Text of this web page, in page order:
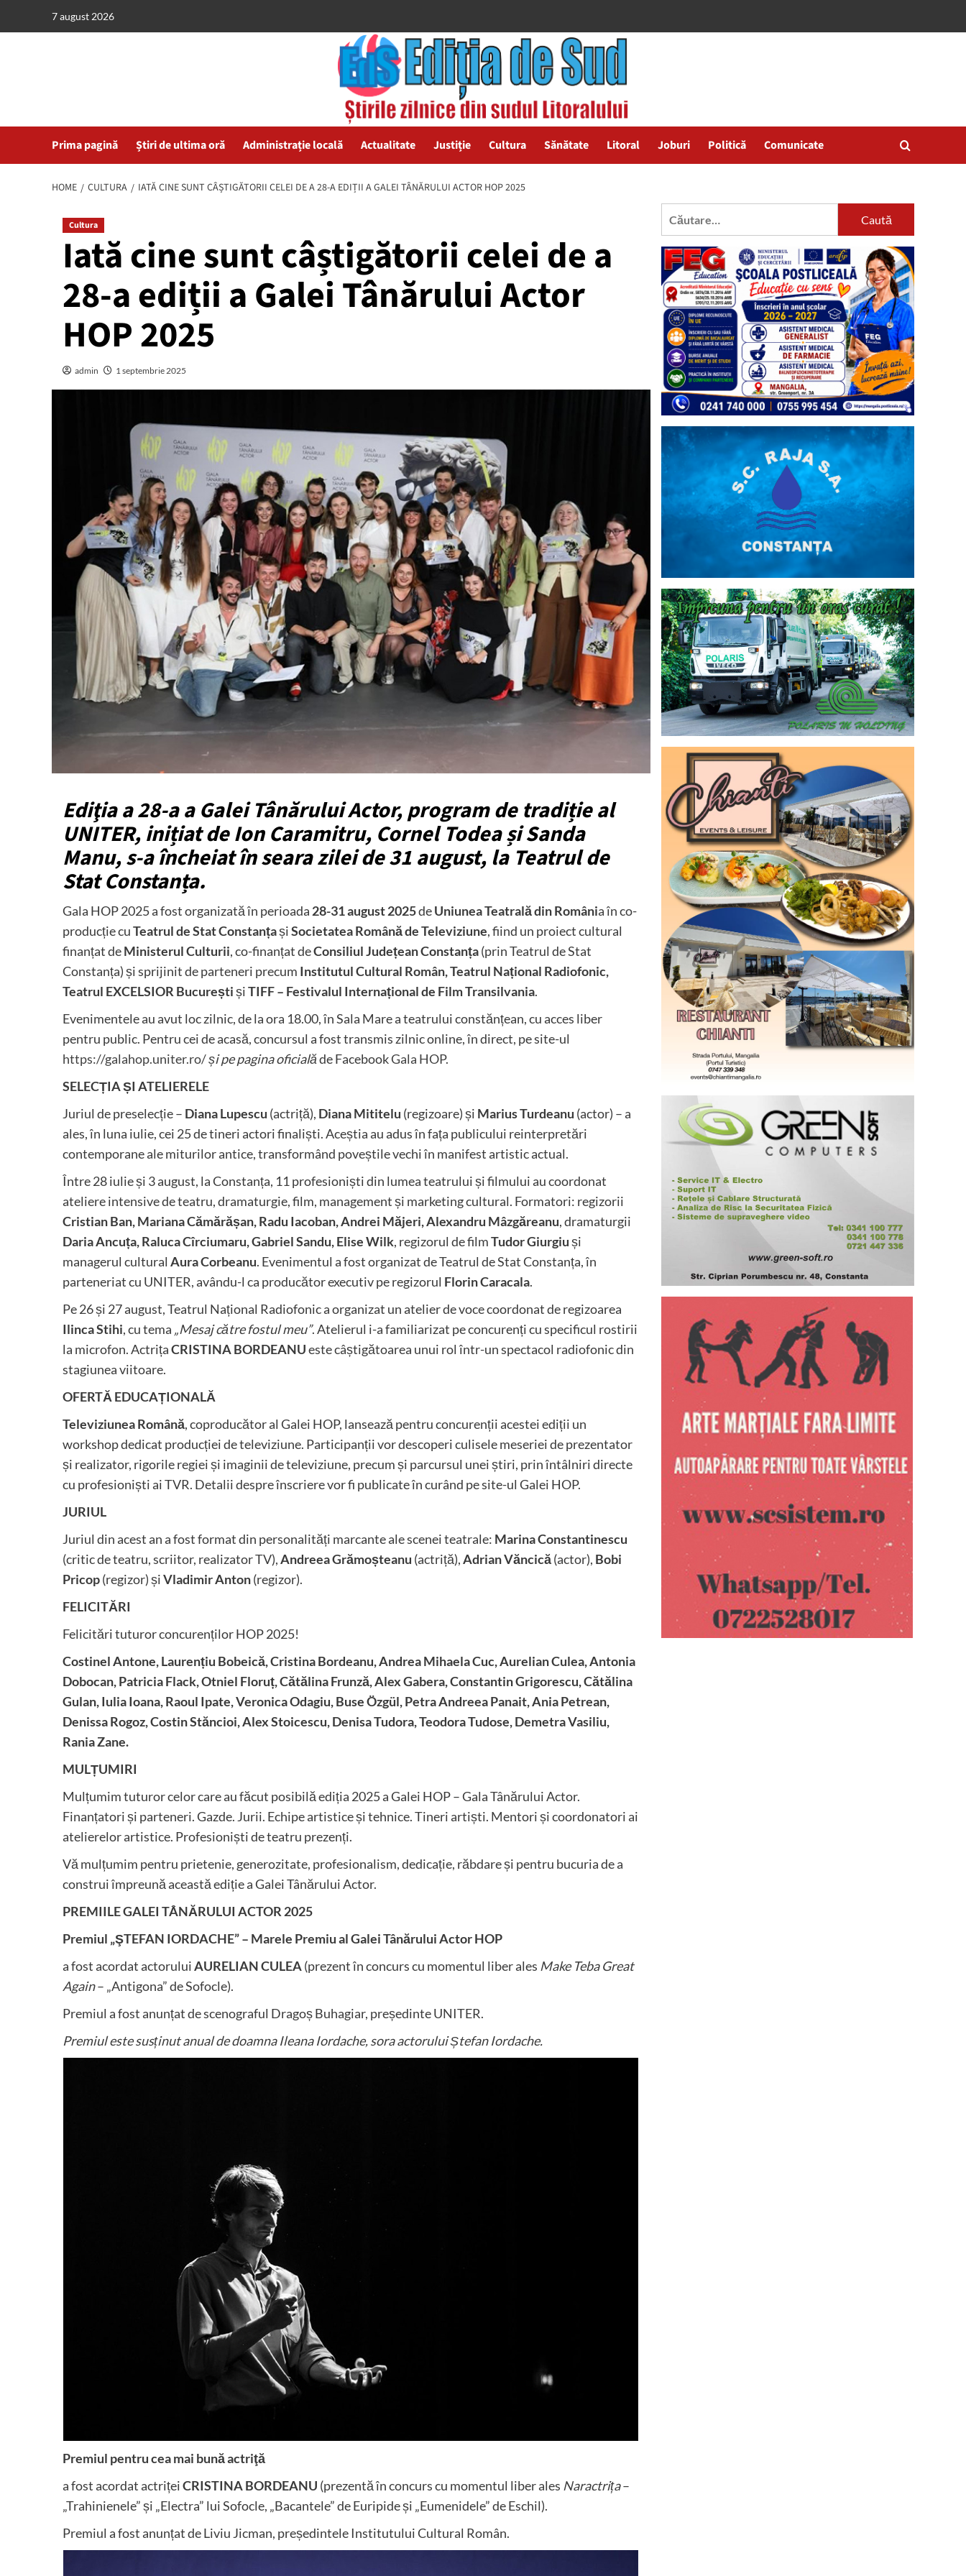
7 august 2026
Prima pagină Știri de ultima oră Administrație locală Actualitate Justiție Cultura Sănătate Litoral Joburi Politică Comunicate
HOME CULTURA IATĂ CINE SUNT CÂȘTIGĂTORII CELEI DE A 28-A EDIȚII A GALEI TÂNĂRULUI ACTOR HOP 2025
Cultura
Iată cine sunt câștigătorii celei de a
28-a ediții a Galei Tânărului Actor
HOP 2025
admin 1 septembrie 2025
Ediţia a 28-a a Galei Tânărului Actor, program de tradiție al
UNITER, inițiat deIon Caramitru, Cornel TodeașiSanda
Manu, s-a încheiat în seara zilei de 31 august, la Teatrul de
Stat Constanța.
Gala HOP 2025 a fost organizată în perioada 28-31 august2025deUniunea Teatrală din România în co-
producție cuTeatrul de Stat ConstanțașiSocietatea Română de Televiziune, fiind un proiect cultural
finanțat deMinisterul Culturii, co-finanțat deConsiliul Județean Constanța(prin Teatrul de Stat
Constanța) și sprijinit de parteneri precum Institutul Cultural Român, Teatrul Național Radiofonic,
Teatrul EXCELSIOR BucureștișiTIFF – Festivalul Internațional de Film Transilvania.
Evenimentele au avut loc zilnic, de la ora 18.00, în Sala Mare a teatrului constănțean, cu acces liber
pentru public. Pentru cei de acasă, concursul a fost transmis zilnic online, în direct, pe site-ul
https://galahop.uniter.ro/și pe pagina oficialăde FacebookGala HOP.
SELECȚIA ȘI ATELIERELE
Juriul de preselecție – Diana Lupescu (actriță), Diana Mititelu (regizoare) și Marius Turdeanu (actor) – a
ales, în luna iulie, cei 25 de tineri actori finaliști. Aceștia au adus în fața publicului reinterpretări
contemporane ale miturilor antice, transformând poveștile vechi în manifest artistic actual.
Între 28 iulie și 3 august, la Constanța, 11 profesioniști din lumea teatrului și filmului au coordonat
ateliere intensive de teatru, dramaturgie, film, management și marketing cultural. Formatori: regizorii
Cristian Ban, Mariana Cămărășan, Radu Iacoban, Andrei Măjeri, Alexandru Mâzgăreanu, dramaturgii
Daria Ancuța, Raluca Cîrciumaru, Gabriel Sandu, Elise Wilk, regizorul de filmTudor Giurgiuși
managerul cultural Aura Corbeanu. Evenimentul a fost organizat de Teatrul de Stat Constanța, în
parteneriat cu UNITER, avându-l ca producător executiv pe regizorul Florin Caracala.
Pe 26 și 27 august, Teatrul Național Radiofonic a organizat un atelier de voce coordonat de regizoarea
Ilinca Stihi, cu tema „Mesaj către fostul meu”. Atelierul i-a familiarizat pe concurenți cu specificul rostirii
la microfon. ActrițaCRISTINA BORDEANUeste câștigătoarea unui rol într-un spectacol radiofonic din
stagiunea viitoare.
OFERTĂ EDUCAȚIONALĂ
Televiziunea Română, coproducător al Galei HOP, lansează pentru concurenții acestei ediții un
workshop dedicat producției de televiziune. Participanții vor descoperi culisele meseriei de prezentator
și realizator, rigorile regiei și imaginii de televiziune, precum și parcursul unei știri, prin întâlniri directe
cu profesioniști ai TVR. Detalii despre înscriere vor fi publicate în curând pe site-ul Galei HOP.
JURIUL
Juriul din acest an a fost format din personalități marcante ale scenei teatrale: Marina Constantinescu
(critic de teatru, scriitor, realizator TV),Andreea Grămoșteanu (actriță),Adrian Văncică(actor), Bobi
Pricop(regizor) șiVladimir Anton(regizor).
FELICITĂRI
Felicitări tuturor concurenților HOP 2025!
Costinel Antone, Laurențiu Bobeică, Cristina Bordeanu, Andrea Mihaela Cuc, Aurelian Culea, Antonia
Dobocan, Patricia Flack, Otniel Floruț, Cătălina Frunză, Alex Gabera, Constantin Grigorescu, Cătălina
Gulan, Iulia Ioana, Raoul Ipate, Veronica Odagiu, Buse Özgül, Petra Andreea Panait, Ania Petrean,
Denissa Rogoz, Costin Stăncioi, Alex Stoicescu, Denisa Tudora, Teodora Tudose, Demetra Vasiliu,
Rania Zane.
MULȚUMIRI
Mulțumim tuturor celor care au făcut posibilă ediția 2025 a Galei HOP – Gala Tânărului Actor.
Finanțatori și parteneri. Gazde. Jurii. Echipe artistice și tehnice. Tineri artiști. Mentori și coordonatori ai
atelierelor artistice. Profesioniști de teatru prezenți.
Vă mulțumim pentru prietenie, generozitate, profesionalism, dedicație, răbdare și pentru bucuria de a
construi împreună această ediție a Galei Tânărului Actor.
PREMIILE GALEI TÂNĂRULUI ACTOR 2025
Premiul „ŞTEFAN IORDACHE” – Marele Premiu al Galei Tânărului Actor HOP
a fost acordat actoruluiAURELIAN CULEA(prezent în concurs cu momentul liber ales Make Teba Great
Again– „Antigona” de Sofocle).
Premiul a fost anunțat de scenograful Dragoș Buhagiar, președinte UNITER.
Premiul este susținut anual de doamna Ileana Iordache, sora actorului Ștefan Iordache.
Premiul pentru cea mai bună actriţă
a fost acordat actrițeiCRISTINA BORDEANU (prezentă în concurs cu momentul liber ales Naractrița–
„Trahinienele” și „Electra” lui Sofocle, „Bacantele” de Euripide și „Eumenidele” de Eschil).
Premiul a fost anunțat de Liviu Jicman, președintele Institutului Cultural Român.
Caută